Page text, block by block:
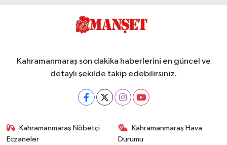
Kahramanmaraş son dakika haberlerini en güncel ve
detaylı şekilde takip edebilirsiniz.
Kahramanmaraş Nöbetçi
Eczaneler
Kahramanmaraş Hava
Durumu